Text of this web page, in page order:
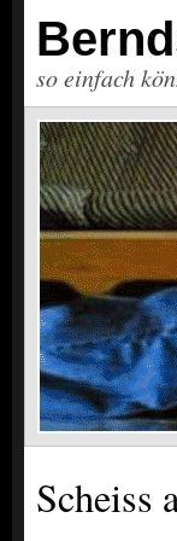
so einfach
Scheiss